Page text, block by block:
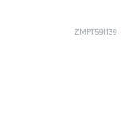
ZMPT591139